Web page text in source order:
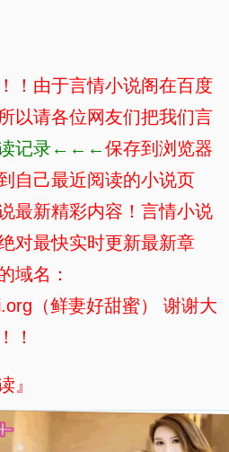
！由于言情小说阁在百度
以请各位网友们把我们言
记录←←←保存到浏览器
自己最近阅读的小说页
最新精彩内容！言情小说
对最快实时更新最新章
域名：
（鲜妻好甜蜜） 谢谢大
！
』